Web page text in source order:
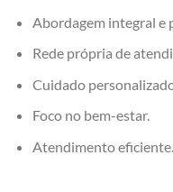
Abordagem integral e
Rede própria de
Cuidado
Foco no bem-estar.
Atendimento eficiente.